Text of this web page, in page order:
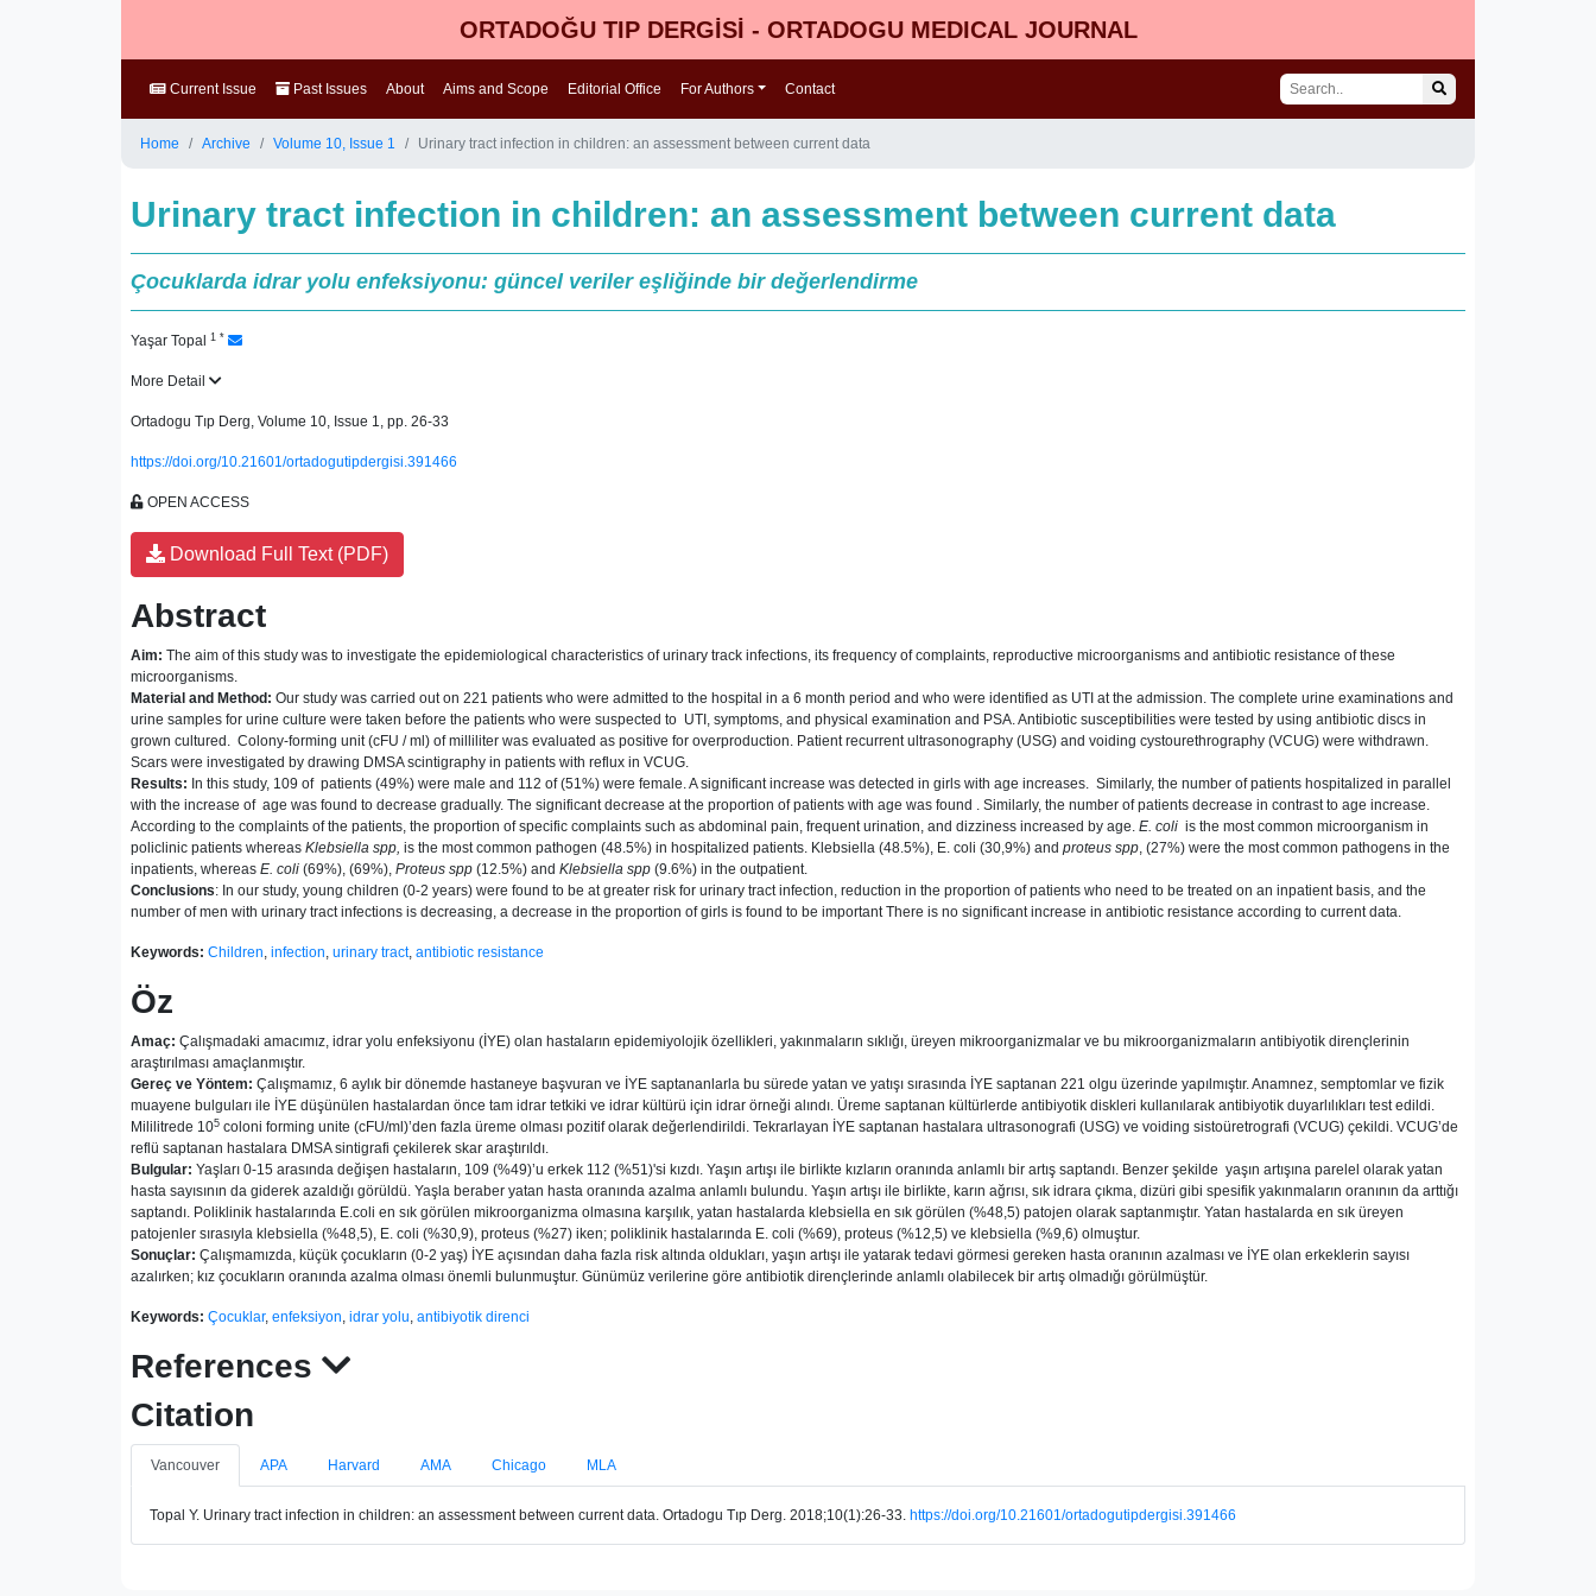
ORTADOĞU TIP DERGİSİ - ORTADOGU MEDICAL JOURNAL
Current Issue Past Issues About Aims and Scope Editorial Office For Authors Contact
Home Archive Volume 10, Issue 1 Urinary tract infection in children: an assessment between current data
Urinary tract infection in children: an assessment between current data
Çocuklarda idrar yolu enfeksiyonu: güncel veriler eşliğinde bir değerlendirme
Yaşar Topal 1 *
More Detail
Ortadogu Tıp Derg, Volume 10, Issue 1, pp. 26-33
https://doi.org/10.21601/ortadogutipdergisi.391466
OPEN ACCESS
Download Full Text (PDF)
Abstract
Aim: The aim of this study was to investigate the epidemiological characteristics of urinary track infections, its frequency of complaints, reproductive microorganisms and antibiotic resistance of these
microorganisms.
Material and Method: Our study was carried out on 221 patients who were admitted to the hospital in a 6 month period and who were identified as UTI at the admission. The complete urine examinations and
urine samples for urine culture were taken before the patients who were suspected to UTI, symptoms, and physical examination and PSA. Antibiotic susceptibilities were tested by using antibiotic discs in
grown cultured. Colony-forming unit (cFU / ml) of milliliter was evaluated as positive for overproduction. Patient recurrent ultrasonography (USG) and voiding cystourethrography (VCUG) were withdrawn.
Scars were investigated by drawing DMSA scintigraphy in patients with reflux in VCUG.
Results: In this study, 109 of patients (49%) were male and 112 of (51%) were female. A significant increase was detected in girls with age increases. Similarly, the number of patients hospitalized in parallel
with the increase of age was found to decrease gradually. The significant decrease at the proportion of patients with age was found . Similarly, the number of patients decrease in contrast to age increase.
According to the complaints of the patients, the proportion of specific complaints such as abdominal pain, frequent urination, and dizziness increased by age. E. coli is the most common microorganism in
policlinic patients whereas Klebsiella spp, is the most common pathogen (48.5%) in hospitalized patients. Klebsiella (48.5%), E. coli (30,9%) and proteus spp, (27%) were the most common pathogens in the
inpatients, whereas E. coli (69%), (69%), Proteus spp (12.5%) and Klebsiella spp (9.6%) in the outpatient.
Conclusions: In our study, young children (0-2 years) were found to be at greater risk for urinary tract infection, reduction in the proportion of patients who need to be treated on an inpatient basis, and the
number of men with urinary tract infections is decreasing, a decrease in the proportion of girls is found to be important There is no significant increase in antibiotic resistance according to current data.
Keywords: Children, infection, urinary tract, antibiotic resistance
Öz
Amaç: Çalışmadaki amacımız, idrar yolu enfeksiyonu (İYE) olan hastaların epidemiyolojik özellikleri, yakınmaların sıklığı, üreyen mikroorganizmalar ve bu mikroorganizmaların antibiyotik dirençlerinin
araştırılması amaçlanmıştır.
Gereç ve Yöntem: Çalışmamız, 6 aylık bir dönemde hastaneye başvuran ve İYE saptananlarla bu sürede yatan ve yatışı sırasında İYE saptanan 221 olgu üzerinde yapılmıştır. Anamnez, semptomlar ve fizik
muayene bulguları ile İYE düşünülen hastalardan önce tam idrar tetkiki ve idrar kültürü için idrar örneği alındı. Üreme saptanan kültürlerde antibiyotik diskleri kullanılarak antibiyotik duyarlılıkları test edildi.
Mililitrede 105 coloni forming unite (cFU/ml)’den fazla üreme olması pozitif olarak değerlendirildi. Tekrarlayan İYE saptanan hastalara ultrasonografi (USG) ve voiding sistoüretrografi (VCUG) çekildi. VCUG’de
reflü saptanan hastalara DMSA sintigrafi çekilerek skar araştırıldı.
Bulgular: Yaşları 0-15 arasında değişen hastaların, 109 (%49)’u erkek 112 (%51)'si kızdı. Yaşın artışı ile birlikte kızların oranında anlamlı bir artış saptandı. Benzer şekilde yaşın artışına parelel olarak yatan
hasta sayısının da giderek azaldığı görüldü. Yaşla beraber yatan hasta oranında azalma anlamlı bulundu. Yaşın artışı ile birlikte, karın ağrısı, sık idrara çıkma, dizüri gibi spesifik yakınmaların oranının da arttığı
saptandı. Poliklinik hastalarında E.coli en sık görülen mikroorganizma olmasına karşılık, yatan hastalarda klebsiella en sık görülen (%48,5) patojen olarak saptanmıştır. Yatan hastalarda en sık üreyen
patojenler sırasıyla klebsiella (%48,5), E. coli (%30,9), proteus (%27) iken; poliklinik hastalarında E. coli (%69), proteus (%12,5) ve klebsiella (%9,6) olmuştur.
Sonuçlar: Çalışmamızda, küçük çocukların (0-2 yaş) İYE açısından daha fazla risk altında oldukları, yaşın artışı ile yatarak tedavi görmesi gereken hasta oranının azalması ve İYE olan erkeklerin sayısı
azalırken; kız çocukların oranında azalma olması önemli bulunmuştur. Günümüz verilerine göre antibiotik dirençlerinde anlamlı olabilecek bir artış olmadığı görülmüştür.
Keywords: Çocuklar, enfeksiyon, idrar yolu, antibiyotik direnci
References
Citation
Vancouver APA Harvard AMA Chicago MLA
Topal Y. Urinary tract infection in children: an assessment between current data. Ortadogu Tıp Derg. 2018;10(1):26-33. https://doi.org/10.21601/ortadogutipdergisi.391466